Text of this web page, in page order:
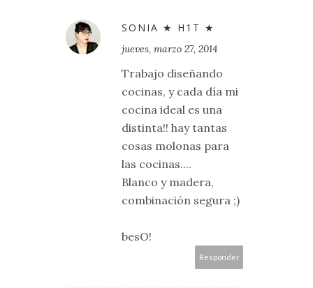
SONIA ★ H1T ★
jueves, marzo 27, 2014
Trabajo diseñando
cocinas, y cada día mi
cocina ideal es una
distinta!! hay tantas
cosas molonas para
las cocinas....
Blanco y madera,
combinación segura ;)
besO!
Responder